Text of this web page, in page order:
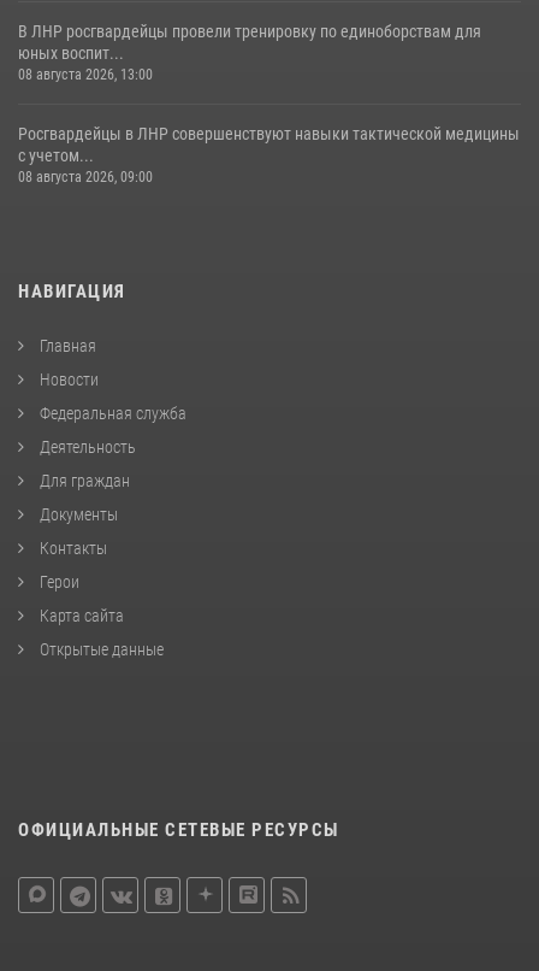
В ЛНР росгвардейцы провели тренировку по единоборствам для
юных воспит...
08 августа 2026, 13:00
Росгвардейцы в ЛНР совершенствуют навыки тактической медицины
с учетом...
08 августа 2026, 09:00
НАВИГАЦИЯ
Главная
Новости
Федеральная служба
Деятельность
Для граждан
Документы
Контакты
Герои
Карта сайта
Открытые данные
ОФИЦИАЛЬНЫЕ СЕТЕВЫЕ РЕСУРСЫ